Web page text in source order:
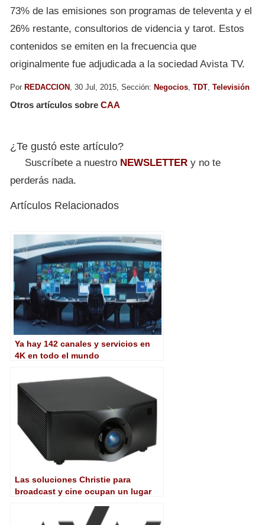
73% de las emisiones son programas de televenta y el
26% restante, consultorios de videncia y tarot. Estos
contenidos se emiten en la frecuencia que
originalmente fue adjudicada a la sociedad Avista TV.
Por REDACCION , 30 Jul, 2015, Sección: Negocios, TDT, Televisión
Otros artículos sobre CAA
¿Te gustó este artículo?
Suscríbete a nuestro NEWSLETTER y no te
perderás nada.
Artículos Relacionados
Ya hay 142 canales y servicios en
4K en todo el mundo
Las soluciones Christie para
broadcast y cine ocupan un lugar